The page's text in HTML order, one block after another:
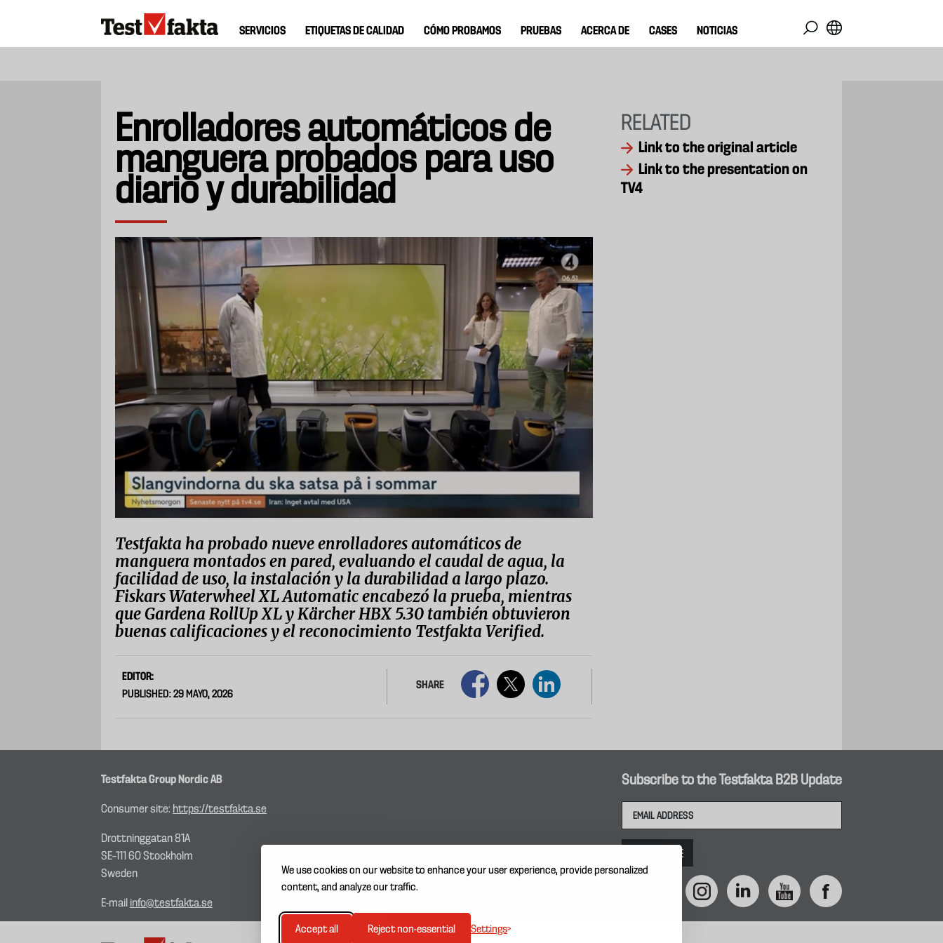
We use cookies on our website to enhance your user experience, provide personalized
content, and analyze our traffic.
Accept all Reject non-essential Settings
ny
SERVICIOS ETIQUETAS DE CALIDAD CÓMO PROBAMOS PRUEBAS ACERCA DE CASES NOTICIAS
Enrolladores automáticos de
manguera probados para uso
diario y durabilidad
Testfakta ha probado nueve enrolladores automáticos de
manguera montados en pared, evaluando el caudal de agua, la
facilidad de uso, la instalación y la durabilidad a largo plazo.
Fiskars Waterwheel XL Automatic encabezó la prueba, mientras
que Gardena RollUp XL y Kärcher HBX 5.30 también obtuvieron
buenas calificaciones y el reconocimiento Testfakta Verified.
EDITOR:
PUBLISHED: 29 MAYO, 2026
SHARE
RELATED
Link to the original article
Link to the presentation on
TV4
Testfakta Group Nordic AB
Consumer site: https://testfakta.se
Drottninggatan 81A
SE–111 60 Stockholm
Sweden
E-mail info@testfakta.se
Subscribe to the Testfakta B2B Update